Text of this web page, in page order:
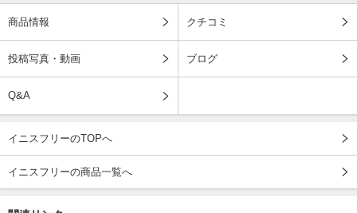
商品情報 クチコミ
投稿写真・動画 ブログ
Q&A
イニスフリーのTOPへ
イニスフリーの商品一覧へ